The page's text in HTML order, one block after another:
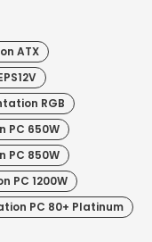
ATX
RGB
PC 650W
PC 850W
PC 1200W
PC 80+ Platinum